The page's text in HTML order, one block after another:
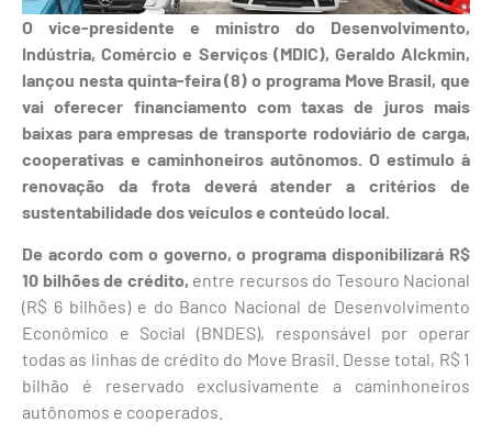
O vice-presidente e ministro do Desenvolvimento,
Indústria, Comércio e Serviços (MDIC), Geraldo Alckmin,
lançou nesta quinta-feira (8) o programa Move Brasil, que
vai oferecer financiamento com taxas de juros mais
baixas para empresas de transporte rodoviário de carga,
cooperativas e caminhoneiros autônomos. O estímulo à
renovação da frota deverá atender a critérios de
sustentabilidade dos veículos e conteúdo local.
De acordo com o governo, o programa disponibilizará R$
10 bilhões de crédito, entre recursos do Tesouro Nacional
(R$ 6 bilhões) e do Banco Nacional de Desenvolvimento
Econômico e Social (BNDES), responsável por operar
todas as linhas de crédito do Move Brasil. Desse total, R$ 1
bilhão é reservado exclusivamente a caminhoneiros
autônomos e cooperados.